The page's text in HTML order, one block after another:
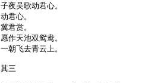
子夜吴歌动君心。
动君心。
冀君赏。
愿作天池双鸳鸯。
一朝飞去青云上。
其三